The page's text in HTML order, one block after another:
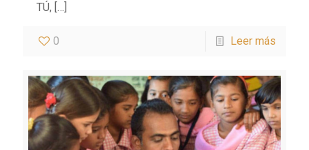
TÚ, […]
0 Leer más